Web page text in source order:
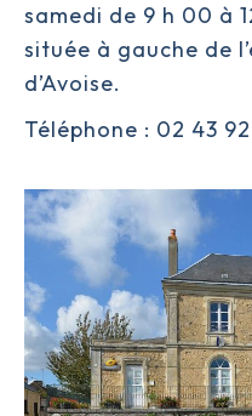
samedi de 9 h 00 à
située à gauche de
d’Avoise.
Téléphone : 02 43